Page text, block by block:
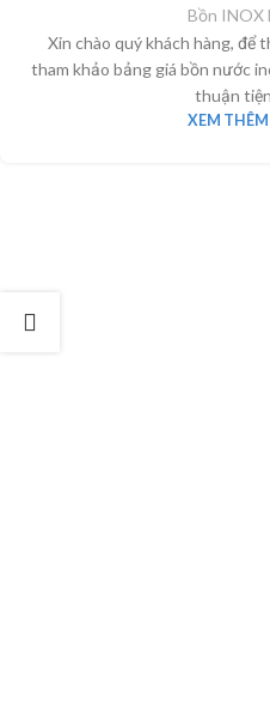
Bồn INOX
Xin chào quý khách hàng, để
tham khảo bảng giá bồn nước
thuận
XEM